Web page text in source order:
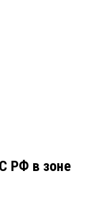
РФ в зоне